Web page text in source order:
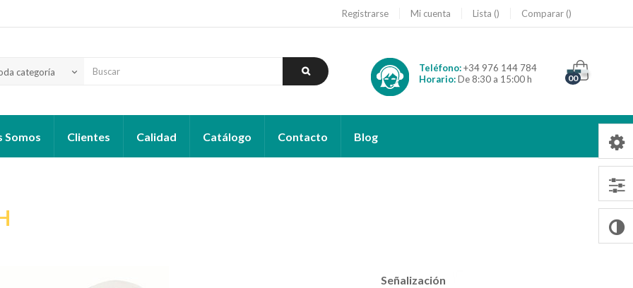
Registrarse Mi cuenta Lista Comparar
categoría keyboard_arrow_down Teléfono:+34 976 144 784
Horario:De 8:30 a 15:00 h 00
Somos Clientes Calidad Catálogo Contacto Blog
Señalización